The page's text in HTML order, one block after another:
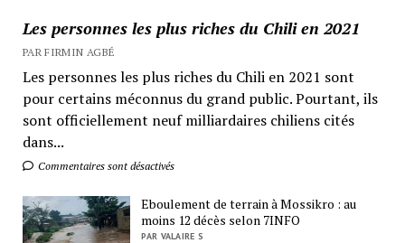
Les personnes les plus riches du Chili en 2021
PAR FIRMIN AGBÉ
Les personnes les plus riches du Chili en 2021 sont
pour certains méconnus du grand public. Pourtant, ils
sont officiellement neuf milliardaires chiliens cités
dans...
Commentaires sont désactivés
Eboulement de terrain à Mossikro : au
moins 12 décès selon 7INFO
PAR VALAIRE S